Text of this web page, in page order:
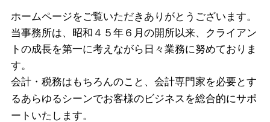
ホームページをご覧いただきありがとうございます。
当事務所は、昭和４５年６月の開所以来、クライアン
トの成長を第一に考えながら日々業務に努めておりま
す。
会計・税務はもちろんのこと、会計専門家を必要とす
るあらゆるシーンでお客様のビジネスを総合的にサポ
ートいたします。